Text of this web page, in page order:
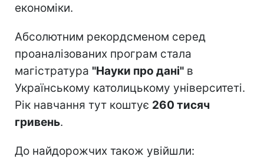
економіки.
Абсолютним рекордсменом серед
проаналізованих програм стала
магістратура "Науки про дані" в
Українському католицькому університеті.
Рік навчання тут коштує 260 тисяч
гривень.
До найдорожчих також увійшли: